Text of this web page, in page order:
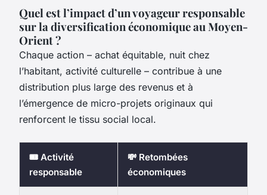
Quel est l’impact d’un voyageur responsable
sur la diversification économique au Moyen-
Orient ?
Chaque action – achat équitable, nuit chez
l’habitant, activité culturelle – contribue à une
distribution plus large des revenus et à
l’émergence de micro-projets originaux qui
renforcent le tissu social local.
🎟️ Activité
responsable
💸 Retombées
économiques